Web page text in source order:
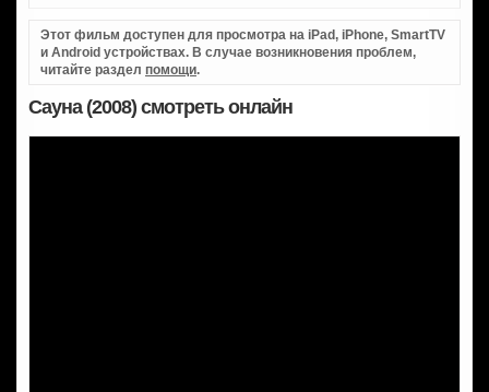
Этот фильм доступен для просмотра на iPad, iPhone, SmartTV
и Android устройствах. В случае возникновения проблем,
читайте раздел помощи.
Сауна (2008) смотреть онлайн